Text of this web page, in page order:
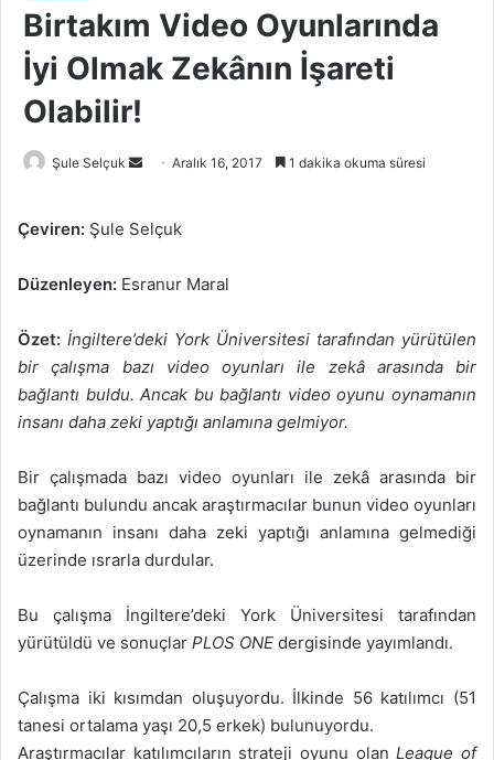
Birtakım Video Oyunlarında
İyi Olmak Zekânın İşareti
Olabilir!
Şule Selçuk
Bir
göndermek
Aralık 16, 2017 1 dakika okuma süresi
Çeviren: Şule Selçuk
Düzenleyen: Esranur Maral
Özet: İngiltere’deki York Üniversitesi tarafından yürütülen
bir çalışma bazı video oyunları ile zekâ arasında bir
bağlantı buldu. Ancak bu bağlantı video oyunu oynamanın
insanı daha zeki yaptığı anlamına gelmiyor.
Bir çalışmada bazı video oyunları ile zekâ arasında bir
bağlantı bulundu ancak araştırmacılar bunun video oyunları
oynamanın insanı daha zeki yaptığı anlamına gelmediği
üzerinde ısrarla durdular.
Bu çalışma İngiltere’deki York Üniversitesi tarafından
yürütüldü ve sonuçlar PLOS ONE dergisinde yayımlandı.
Çalışma iki kısımdan oluşuyordu. İlkinde 56 katılımcı (51
tanesi ortalama yaşı 20,5 erkek) bulunuyordu.
Araştırmacılar katılımcıların strateji oyunu olanLeague of